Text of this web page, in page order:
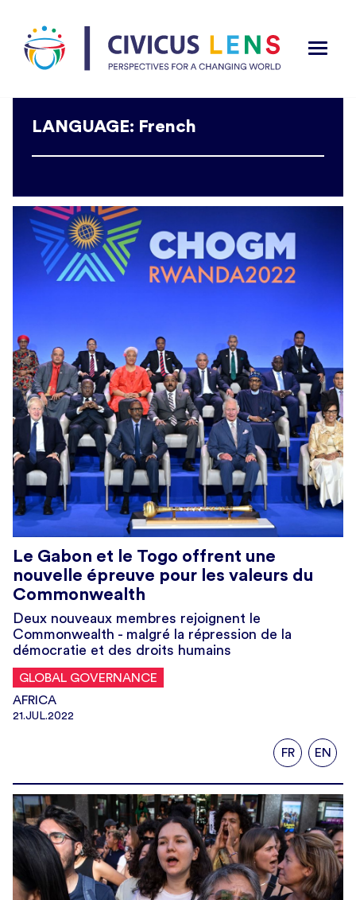
LANGUAGE: French
Le Gabon et le Togo offrent une
nouvelle épreuve pour les valeurs du
Commonwealth
Deux nouveaux membres rejoignent le
Commonwealth - malgré la répression de la
démocratie et des droits humains
GLOBAL GOVERNANCE
AFRICA
21.JUL.2022
FR EN